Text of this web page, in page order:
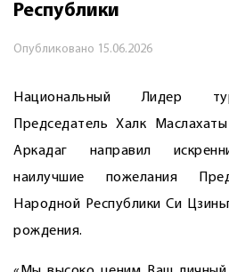
Республики
Опубликовано 15.06.2026
Национальный Лидер
Председатель Халк
Аркадаг направил
наилучшие пожелания
Народной Республики Си
рождения.